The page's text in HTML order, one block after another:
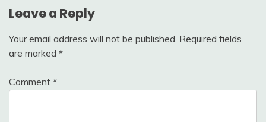
Leave a Reply
Your email address will not be published. Required fields
are marked *
Comment *